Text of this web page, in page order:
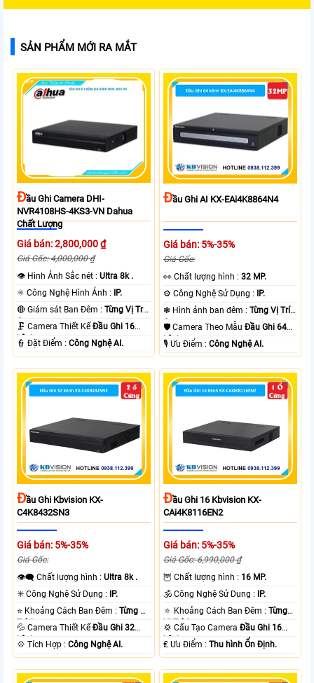
SẢN PHẨM MỚI RA MẮT
ĐẦu Ghi Camera DHI-
NVR4108HS-4KS3-VN Dahua
Chất Lượng
Giá bán: 2,800,000 ₫
Giá Gốc: 4,000,000 ₫
👁 Hình Ảnh Sắc nét :Ultra 8k .
⚛️ Công Nghệ Hình Ảnh :
IP.
🔴 Giám sát Ban Đêm :Từng Vị Trí
Camera .
🗜️ Camera Thiết KếĐầu Ghi 16
kênh.
️👮 Đặt Điểm :Công Nghệ AI.
ĐẦu Ghi AI KX-EAi4K8864N4
Giá bán: 5%-35%
Giá Gốc:
️👀 Chất lượng hình :32 MP.
⚙ Công Nghệ Sử Dụng :
IP.
❃ Hình ảnh ban đêm :Từng Vị Trí
Camera .
🛡 Camera Theo MẫuĐầu Ghi 64
kênh.
️🎙 Ưu Điểm :Công Nghệ AI.
ĐẦu Ghi Kbvision KX-
C4K8432SN3
Giá bán: 5%-35%
Giá Gốc:
👁️‍🗨 Chất lượng hình :Ultra 8k .
✳️ Công Nghệ Sử Dụng :
IP.
⭐ Khoảng Cách Ban Đêm :Từng Vị
Trí Camera .
💦 Camera Thiết KếĐầu Ghi 32
kênh.
️💠 Tích Hợp :Công Nghệ AI.
ĐẦu Ghi 16 Kbvision KX-
CAi4K8116EN2
Giá bán: 5%-35%
Giá Gốc: 6,990,000 ₫
🦉 Chất lượng hình : 16 MP.
🕉️ Công Nghệ Sử Dụng :
IP.
🔅 Khoảng Cách Ban Đêm :Từng
Vị Trí Camera .
💢 Cấu Tạo CameraĐầu Ghi 16
kênh.
️₤ Ưu Điểm :Thu hình Ổn Định.